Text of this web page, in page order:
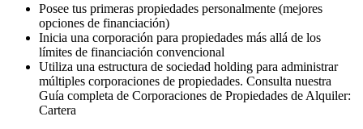
Posee tus primeras propiedades personalmente (mejores
opciones de financiación)
Inicia una corporación para propiedades más allá de los
límites de financiación convencional
Utiliza una estructura de sociedad holding para administrar
múltiples corporaciones de propiedades. Consulta nuestra
Guía completa de Corporaciones de Propiedades de Alquiler:
Cartera